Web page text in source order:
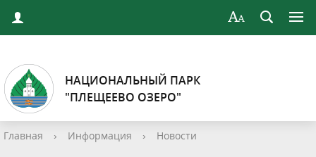
НАЦИОНАЛЬНЫЙ ПАРК
"ПЛЕЩЕЕВО ОЗЕРО"
Главная › Информация › Новости